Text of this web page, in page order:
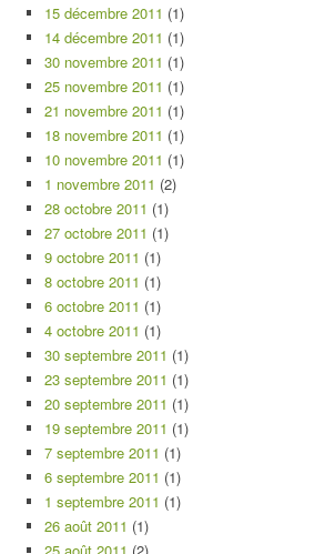
15 décembre 2011 (1)
14 décembre 2011 (1)
30 novembre 2011 (1)
25 novembre 2011 (1)
21 novembre 2011 (1)
18 novembre 2011 (1)
10 novembre 2011 (1)
1 novembre 2011 (2)
28 octobre 2011 (1)
27 octobre 2011 (1)
9 octobre 2011 (1)
8 octobre 2011 (1)
6 octobre 2011 (1)
4 octobre 2011 (1)
30 septembre 2011 (1)
23 septembre 2011 (1)
20 septembre 2011 (1)
19 septembre 2011 (1)
7 septembre 2011 (1)
6 septembre 2011 (1)
1 septembre 2011 (1)
26 août 2011 (1)